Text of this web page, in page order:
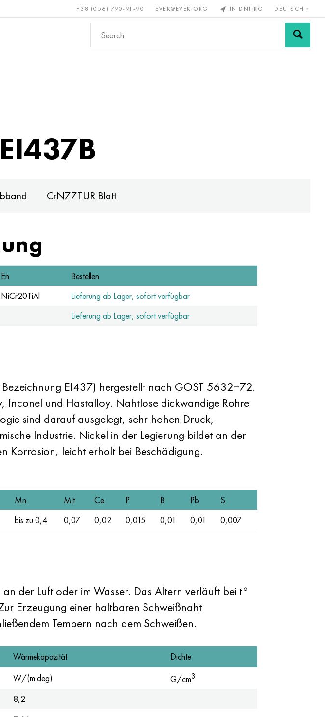
+38 (056) 790-91-90 EVEK@EVEK.ORG IN DNIPRO DEUTSCH
Kupfer, Nichteisenmetalle Stahl Drahtgewebe &
CrN77TUR Blatt
En
Bestellen
NiCr20TiAl
Lieferung ab Lager, sofort verfügbar
Lieferung ab Lager, sofort verfügbar
EI437) hergestellt nach GOST 5632−72.
und Hastalloy. Nahtlose dickwandige Rohre
sind darauf ausgelegt, sehr hohen Druck,
Industrie. Nickel in der Legierung bildet an der
Korrosion, leicht erholt bei Beschädigung.
Mn Mit Ce P B Pb
S
bis zu 0,4 0,07 0,02 0,015 0,01 0,01 0,007
der Luft oder im Wasser. Das Altern verläuft bei t°
Erzeugung einer haltbaren Schweißnaht
Tempern nach dem Schweißen.
Wärmekapazität
Dichte
W/(m·deg) G/cm3
8,2